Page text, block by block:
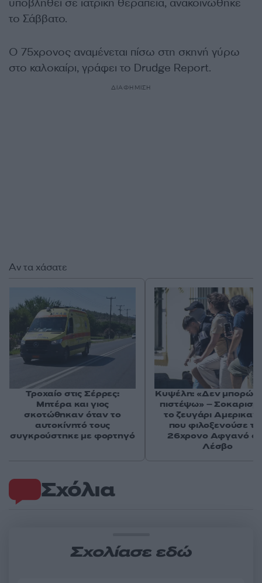
υποβληθεί σε ιατρική θεραπεία, ανακοινώθηκε
το Σάββατο.
Ο 75χρονος αναμένεται πίσω στη σκηνή γύρω
στο καλοκαίρι, γράφει το Drudge Report.
ΔΙΑΦΗΜΙΣΗ
Σχόλια
Σχολίασε εδώ
Αν τα χάσατε
Τροχαίο στις Σέρρες:
Μητέρα και γιος
σκοτώθηκαν όταν το
αυτοκίνητό τους
συγκρούστηκε με φορτηγό
Κυψέλη: «Δεν μπορώ
πιστέψω» –
το ζευγάρι
που φιλοξενούσε
26χρονο Αφγανό
Λέσβο